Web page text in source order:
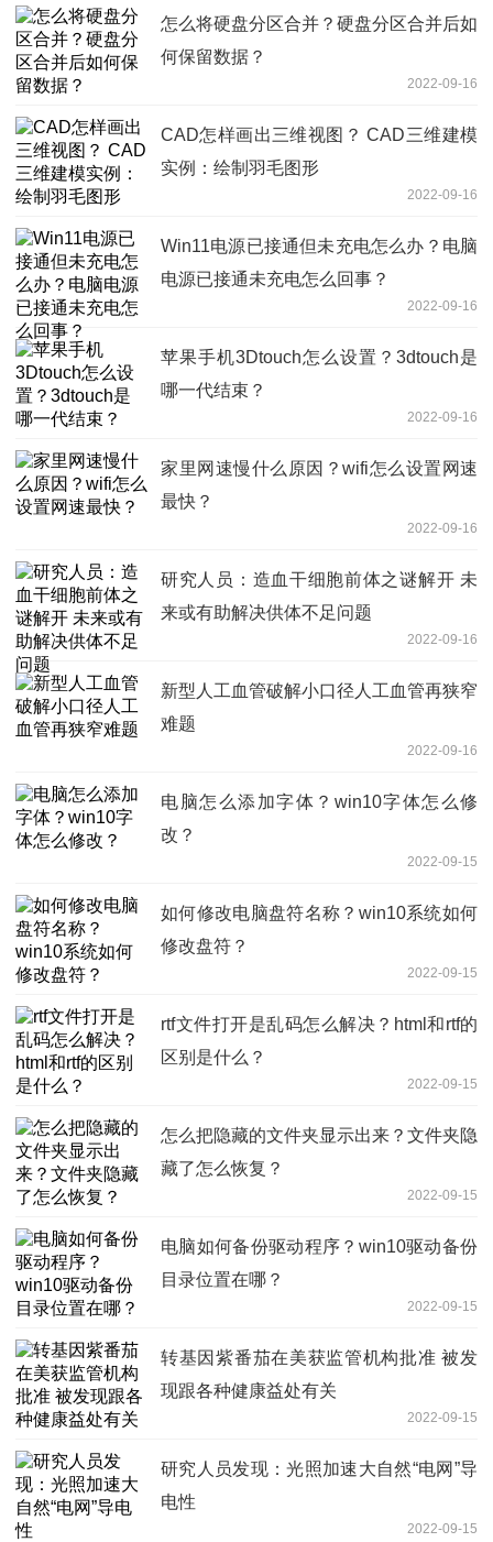
怎么将硬盘分区合并？硬盘分区合并后如
何保留数据？
2022-09-16
CAD怎样画出三维视图？ CAD三维建模
实例：绘制羽毛图形
2022-09-16
Win11电源已接通但未充电怎么办？电脑
电源已接通未充电怎么回事？
2022-09-16
苹果手机3Dtouch怎么设置？3dtouch是
哪一代结束？
2022-09-16
家里网速慢什么原因？wifi怎么设置网速
最快？
2022-09-16
研究人员：造血干细胞前体之谜解开 未
来或有助解决供体不足问题
2022-09-16
新型人工血管破解小口径人工血管再狭窄
难题
2022-09-16
电脑怎么添加字体？win10字体怎么修
改？
2022-09-15
如何修改电脑盘符名称？win10系统如何
修改盘符？
2022-09-15
rtf文件打开是乱码怎么解决？html和rtf的
区别是什么？
2022-09-15
怎么把隐藏的文件夹显示出来？文件夹隐
藏了怎么恢复？
2022-09-15
电脑如何备份驱动程序？win10驱动备份
目录位置在哪？
2022-09-15
转基因紫番茄在美获监管机构批准 被发
现跟各种健康益处有关
2022-09-15
研究人员发现：光照加速大自然“电网”导
电性
2022-09-15